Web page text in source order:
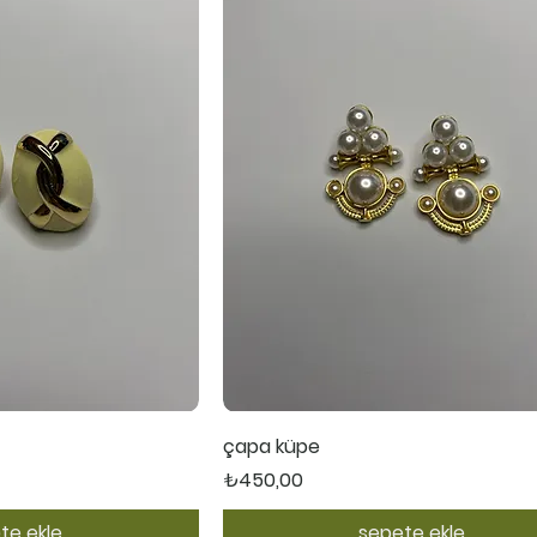
çapa küpe
Fiyat
₺450,00